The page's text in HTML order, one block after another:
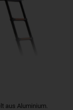
aus Aluminium.